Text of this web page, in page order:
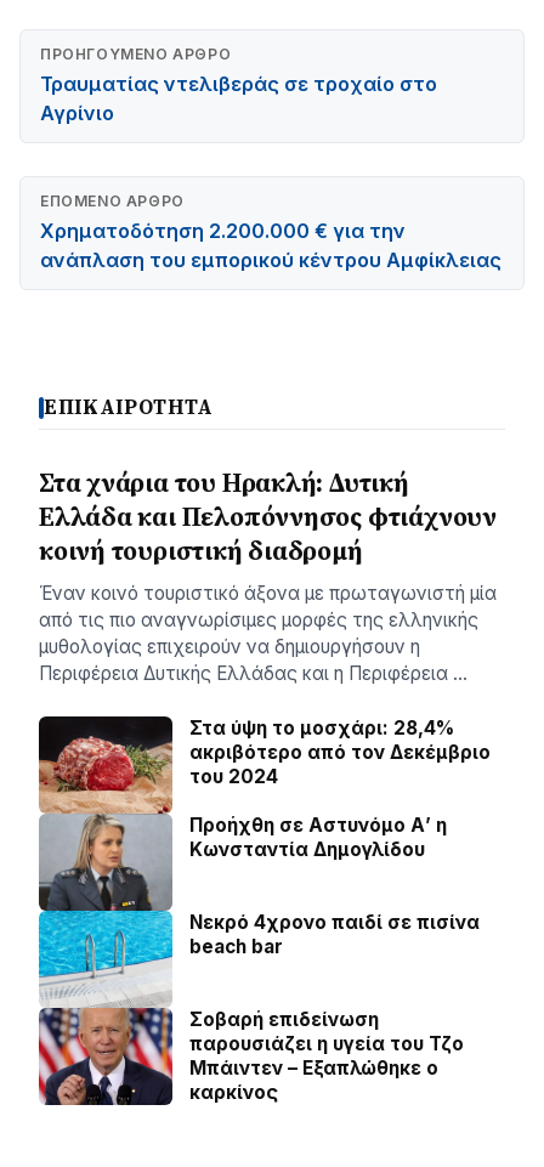
ΠΡΟΗΓΟΎΜΕΝΟ ΆΡΘΡΟ
Τραυματίας ντελιβεράς σε τροχαίο στο
Αγρίνιο
ΕΠΌΜΕΝΟ ΆΡΘΡΟ
Χρηματοδότηση 2.200.000 € για την
ανάπλαση του εμπορικού κέντρου Αμφίκλειας
ΕΠΙΚΑΙΡΟΤΗΤΑ
Στα χνάρια του Ηρακλή: Δυτική
Ελλάδα και Πελοπόννησος φτιάχνουν
κοινή τουριστική διαδρομή
Έναν κοινό τουριστικό άξονα με πρωταγωνιστή μία
από τις πιο αναγνωρίσιμες μορφές της ελληνικής
μυθολογίας επιχειρούν να δημιουργήσουν η
Περιφέρεια Δυτικής Ελλάδας και η Περιφέρεια …
Στα ύψη το μοσχάρι: 28,4%
ακριβότερο από τον Δεκέμβριο
του 2024
Προήχθη σε Αστυνόμο Α’ η
Κωνσταντία Δημογλίδου
Νεκρό 4χρονο παιδί σε πισίνα
beach bar
Σοβαρή επιδείνωση
παρουσιάζει η υγεία του Τζο
Μπάιντεν – Εξαπλώθηκε ο
καρκίνος